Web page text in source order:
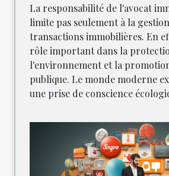
La responsabilité de l'avocat
limite pas seulement à la
transactions immobilières. En
rôle important dans la
l'environnement et la
publique. Le monde moderne
une prise de conscience